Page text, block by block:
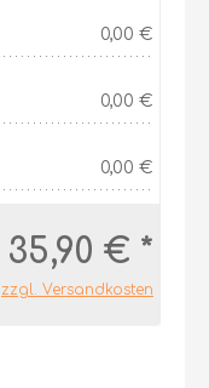
0,00 €
0,00 €
0,00 €
35,90 € *
zzgl. Versandkosten